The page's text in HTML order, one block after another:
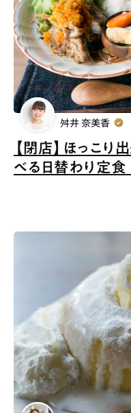
【閉店】ほっこり
べる日替わり定
舛井 奈美香